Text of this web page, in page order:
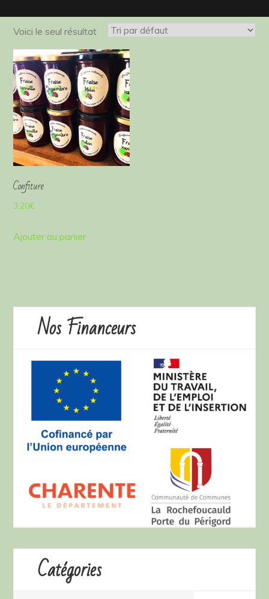
Voici le seul résultat
Confiture
3,20€
Ajouter au panier
Nos Financeurs
Catégories